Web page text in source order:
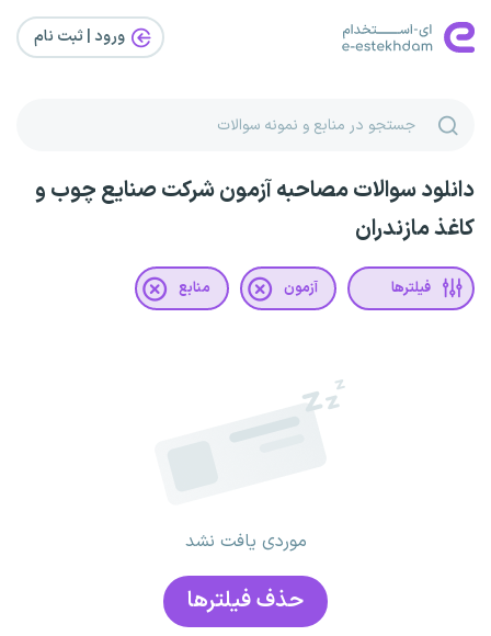
ورود | ثبت‌ نام
دانلود سوالات مصاحبه آزمون شرکت صنایع چوب و
کاغذ مازندران
فیلترها آزمون منابع
موردی یافت نشد
حذف فیلتر‌ها